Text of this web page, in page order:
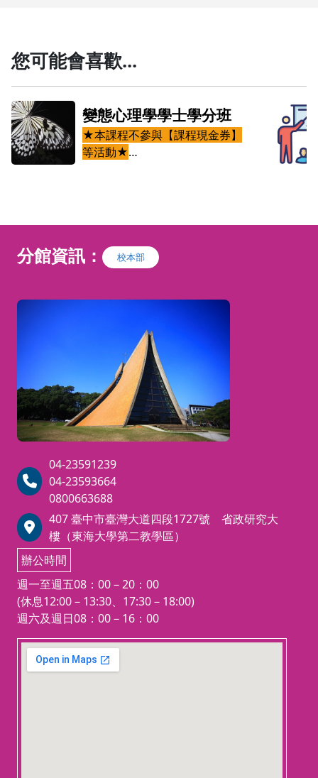
您可能會喜歡...
術
人
但
探
一
變態心理學學士學分班
★本課程不參與【課程現金券】
等活動★
務內容」
診斷分類、心理病理理論、與治療
等方面的研究成果與應用，以期修
課學生能夠對於偏差行為的症狀、
成因、與治療方式有初步了解，進
而能夠增加對於心理健康的重視，
並且增加對偏差行為的防治能力與
探究人類的心理病理之研究興趣。
變態心理學為台灣藝術治療學會一
般會員欲申請專業會員時，申請者
須必備的五門基礎課程【1.變態心
理學2.人格心理學3.發展心理學4.
諮商與心理治療（理論、技術）5.
藝術創作相關課程】之一。
分館資訊： 校本部
04-23591239
04-23593664
0800663688
407 臺中市臺灣大道四段1727號 省政研究大
樓（東海大學第二教學區）
辦公時間
週一至週五08：00－20：00
(休息12:00－13:30、17:30－18:00)
週六及週日08：00－16：00
123 movies
embedgooglemap.net